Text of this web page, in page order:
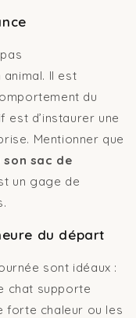
animal. Il est
du
est d’instaurer une
Mentionner que
son sac de
un gage de
du départ
sont idéaux :
chat supporte
forte chaleur ou les